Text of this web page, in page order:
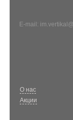
E-mail:
О нас
Акции